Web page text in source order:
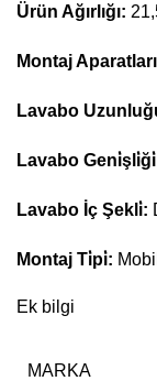
Ürün Ağırlığı:
Montaj
Lavabo
Lavabo
Lavabo İç Şekli̇:
Montaj Ti̇pi̇:
Ek bilgi
MARKA